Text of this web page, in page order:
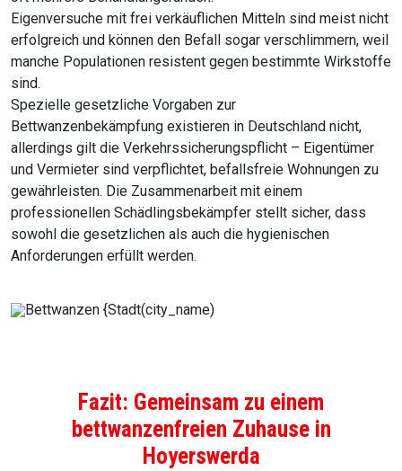
Eigenversuche mit frei verkäuflichen Mitteln sind meist nicht
erfolgreich und können den Befall sogar verschlimmern, weil
manche Populationen resistent gegen bestimmte Wirkstoffe
sind.
Spezielle gesetzliche Vorgaben zur
Bettwanzenbekämpfung existieren in Deutschland nicht,
allerdings gilt die Verkehrssicherungspflicht – Eigentümer
und Vermieter sind verpflichtet, befallsfreie Wohnungen zu
gewährleisten. Die Zusammenarbeit mit einem
professionellen Schädlingsbekämpfer stellt sicher, dass
sowohl die gesetzlichen als auch die hygienischen
Anforderungen erfüllt werden.
Fazit: Gemeinsam zu einem
bettwanzenfreien Zuhause in
Hoyerswerda